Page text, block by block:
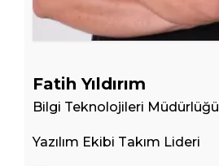
Fatih Yıldırım
Bilgi Teknolojileri Müdürlüğü
Yazılım Ekibi Takım Lideri